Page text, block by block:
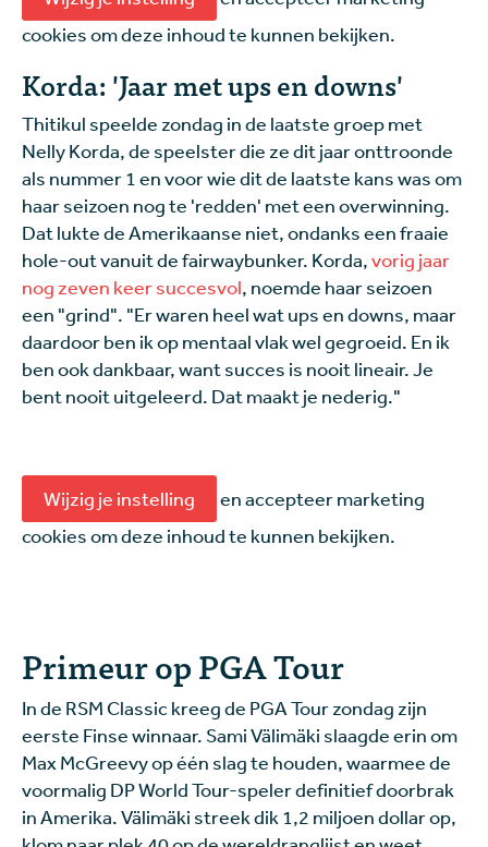
cookies om deze inhoud te kunnen bekijken.
Korda: 'Jaar met ups en downs'
Thitikul speelde zondag in de laatste groep met
Nelly Korda, de speelster die ze dit jaar onttroonde
als nummer 1 en voor wie dit de laatste kans was om
haar seizoen nog te 'redden' met een overwinning.
Dat lukte de Amerikaanse niet, ondanks een fraaie
hole-out vanuit de fairwaybunker. Korda,vorig jaar
nog zeven keer succesvol, noemde haar seizoen
een "grind". "Er waren heel wat ups en downs, maar
daardoor ben ik op mentaal vlak wel gegroeid. En ik
ben ook dankbaar, want succes is nooit lineair. Je
bent nooit uitgeleerd. Dat maakt je nederig."
Wijzig je instelling
en accepteer marketing
cookies om deze inhoud te kunnen bekijken.
Primeur op PGA Tour
In de RSM Classic kreeg de PGA Tour zondag zijn
eerste Finse winnaar. Sami Välimäki slaagde erin om
Max McGreevy op één slag te houden, waarmee de
voormalig DP World Tour-speler definitief doorbrak
in Amerika. Välimäki streek dik 1,2 miljoen dollar op,